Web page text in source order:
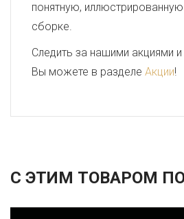
понятную,
сборке.
Следить за нашими акциями
Вы можете в разделе Акции!
С ЭТИМ ТОВАРОМ